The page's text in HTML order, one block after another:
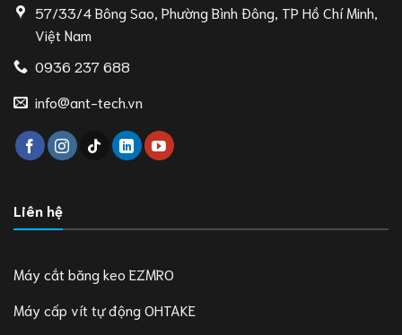
57/33/4 Bông Sao, Phường Bình Đông, TP Hồ Chí Minh,
Việt Nam
0936 237 688
info@ant-tech.vn
Liên hệ
Máy cắt băng keo EZMRO
Máy cấp vít tự động OHTAKE